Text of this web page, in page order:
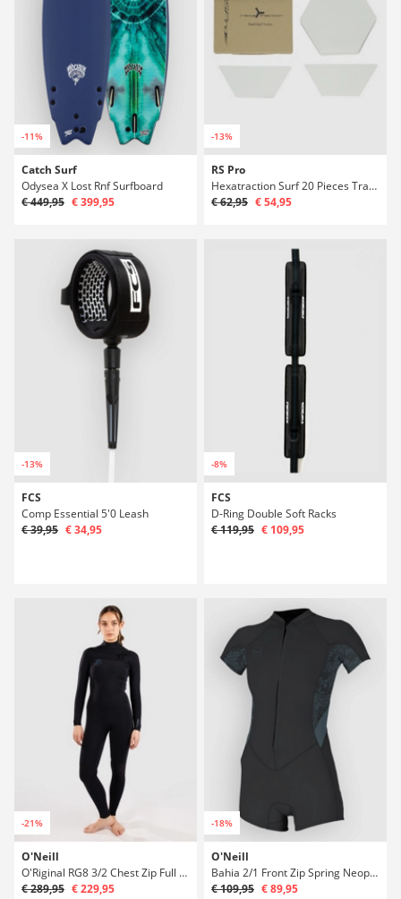
-11%
Catch Surf
Odysea X Lost Rnf Surfboard
€ 449,95 € 399,95
-13%
RS Pro
Hexatraction Surf 20 Pieces Traction Výstelka
€ 62,95 € 54,95
-13%
FCS
Comp Essential 5'0 Leash
€ 39,95 € 34,95
-8%
FCS
D-Ring Double Soft Racks
€ 119,95 € 109,95
-21%
O'Neill
O'Riginal RG8 3/2 Chest Zip Full Neoprén
€ 289,95 € 229,95
-18%
O'Neill
Bahia 2/1 Front Zip Spring Neoprén
€ 109,95 € 89,95